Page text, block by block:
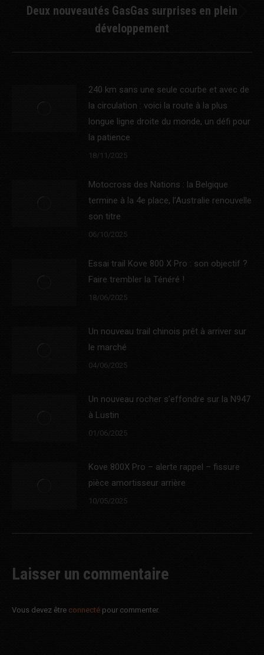
Next
post:
Deux nouveautés GasGas surprises en plein
développement
240 km sans une seule courbe et avec de
la circulation : voici la route à la plus
longue ligne droite du monde, un défi pour
la patience
18/11/2025
Motocross des Nations : la Belgique
termine à la 4e place, l’Australie renouvelle
son titre
06/10/2025
Essai trail Kove 800 X Pro : son objectif ?
Faire trembler la Ténéré !
18/06/2025
Un nouveau trail chinois prêt à arriver sur
le marché
04/06/2025
Un nouveau rocher s’effondre sur la N947
à Lustin
01/06/2025
Kove 800X Pro – alerte rappel – fissure
pièce amortisseur arrière
10/05/2025
Laisser un commentaire
Vous devez être connecté pour commenter.